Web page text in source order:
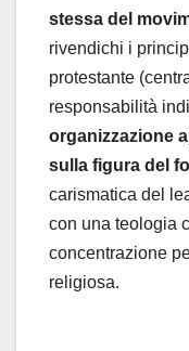
stessa del
rivendichi i
protestante
responsabilità
organizzazione
sulla figura del
carismatica del
con una teologia
concentrazione
religiosa.